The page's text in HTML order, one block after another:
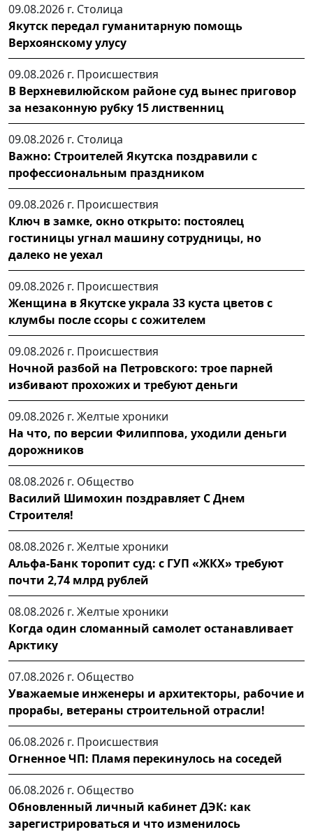
09.08.2026 г. Столица
Якутск передал гуманитарную помощь
Верхоянскому улусу
09.08.2026 г. Происшествия
В Верхневилюйском районе суд вынес приговор
за незаконную рубку 15 лиственниц
09.08.2026 г. Столица
Важно: Строителей Якутска поздравили с
профессиональным праздником
09.08.2026 г. Происшествия
Ключ в замке, окно открыто: постоялец
гостиницы угнал машину сотрудницы, но
далеко не уехал
09.08.2026 г. Происшествия
Женщина в Якутске украла 33 куста цветов с
клумбы после ссоры с сожителем
09.08.2026 г. Происшествия
Ночной разбой на Петровского: трое парней
избивают прохожих и требуют деньги
09.08.2026 г. Желтые хроники
На что, по версии Филиппова, уходили деньги
дорожников
08.08.2026 г. Общество
Василий Шимохин поздравляет С Днем
Строителя!
08.08.2026 г. Желтые хроники
Альфа-Банк торопит суд: с ГУП «ЖКХ» требуют
почти 2,74 млрд рублей
08.08.2026 г. Желтые хроники
Когда один сломанный самолет останавливает
Арктику
07.08.2026 г. Общество
Уважаемые инженеры и архитекторы, рабочие и
прорабы, ветераны строительной отрасли!
06.08.2026 г. Происшествия
Огненное ЧП: Пламя перекинулось на соседей
06.08.2026 г. Общество
Обновленный личный кабинет ДЭК: как
зарегистрироваться и что изменилось